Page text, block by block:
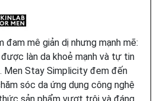
đam mê giản dị nhưng mạnh mẽ:
được làn da khoẻ mạnh và tự tin
Men Stay Simplicity đem đến
sóc da ứng dụng công nghệ
sản phẩm vượt trội và đáng